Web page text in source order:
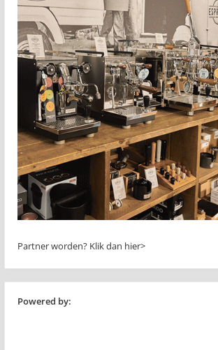
Partner worden? Klik dan hier>
Powered by: